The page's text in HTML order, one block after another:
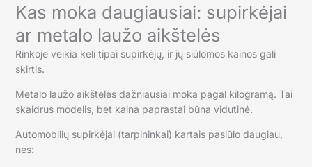
Kas moka daugiausiai: supirkėjai
ar metalo laužo aikštelės
Rinkoje veikia keli tipai supirkėjų, ir jų siūlomos kainos gali
skirtis.
Metalo laužo aikštelės dažniausiai moka pagal kilogramą. Tai
skaidrus modelis, bet kaina paprastai būna vidutinė.
Automobilių supirkėjai (tarpininkai) kartais pasiūlo daugiau,
nes: